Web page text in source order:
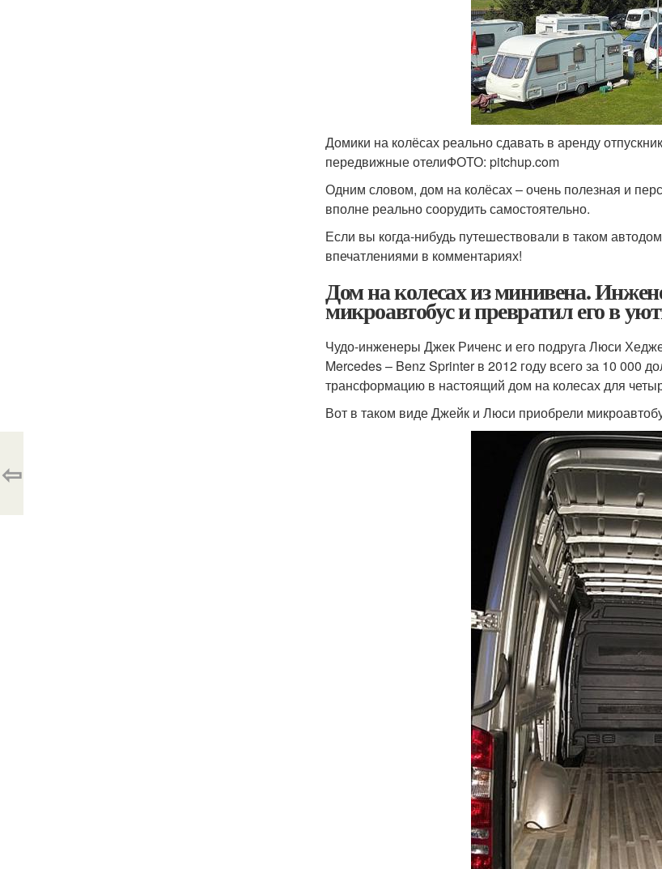
Домики на колёсах реально сдавать в аренду
передвижные отелиФОТО: pitchup.com
Одним словом, дом на колёсах – очень полезная и
вполне реально соорудить самостоятельно.
Если вы когда-нибудь путешествовали в таком
впечатлениями в комментариях!
Дом на колесах из минивена.
микроавтобус и превратил его в
Чудо-инженеры Джек Риченс и его подруга Люси
Mercedes – Benz Sprinter в 2012 году всего за 10 000
трансформацию в настоящий дом на колесах для
Вот в таком виде Джейк и Люси приобрели
⇦